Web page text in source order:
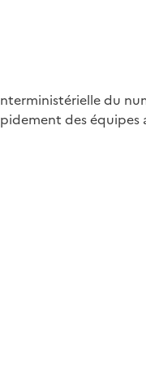
du
des équipes